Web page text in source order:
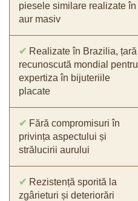
piesele similare realizate în
aur masiv
✔ Realizate în Brazilia, țară
recunoscută mondial pentru
expertiza în bijuteriile
placate
✔ Fără compromisuri în
privința aspectului și
strălucirii aurului
✔ Rezistență sporită la
zgârieturi și deteriorări